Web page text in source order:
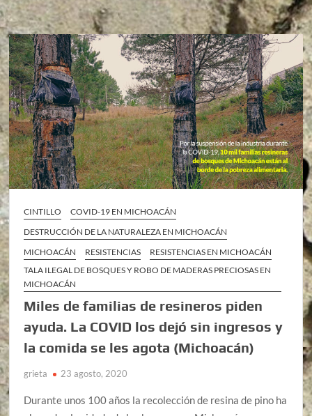
CINTILLO
COVID-19 EN MICHOACÁN
DESTRUCCIÓN DE LA NATURALEZA EN MICHOACÁN
MICHOACÁN
RESISTENCIAS
RESISTENCIAS EN MICHOACÁN
TALA ILEGAL DE BOSQUES Y ROBO DE MADERAS PRECIOSAS EN
MICHOACÁN
Miles de familias de resineros piden
ayuda. La COVID los dejó sin ingresos y
la comida se les agota (Michoacán)
grieta 23 agosto, 2020
Durante unos 100 años la recolección de resina de pino ha